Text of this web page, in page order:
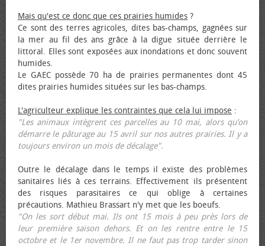
Mais qu'est ce donc que ces prairies humides ?
Ce sont des terres agricoles, dites bas-champs, gagnées sur
la mer au fil des ans grâce à la digue située derrière le
littoral. Elles sont exposées aux inondations et donc souvent
humides.
Le GAEC possède 70 ha de prairies permanentes dont 45
dites prairies humides situées sur les bas-champs.
L'agriculteur explique les contraintes que cela lui impose :
"Les animaux intègrent ces parcelles au 10 mai, alors qu’on
démarre le pâturage au 15 avril sur nos autres prairies. Il y a
toujours environ un mois de décalage".
Outre le décalage dans le temps il existe des problèmes
sanitaires liés à ces terrains. Effectivement ils présentent
des risques parasitaires ce qui oblige à certaines
précautions. Mathieu Brassart n'y met que les bœufs.
"On les sort début mai. Ils ont 15 mois à peu près lors de
leur première saison dehors. Et on les rentre entre le 15
octobre et le 1er novembre. Il ne faut pas trop tarder sinon